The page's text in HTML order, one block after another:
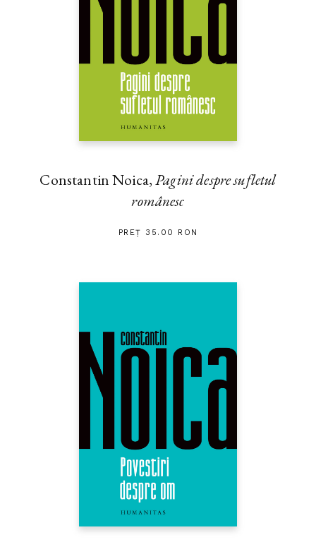
Constantin Noica,Pagini despre sufletul
românesc
PREȚ 35.00 RON